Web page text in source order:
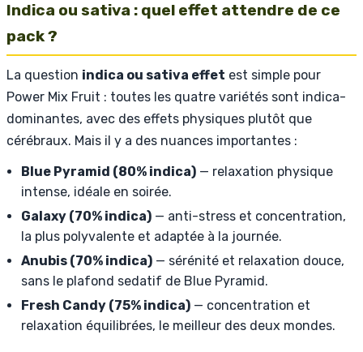
Indica ou sativa : quel effet attendre de ce
pack ?
La question indica ou sativa effet est simple pour
Power Mix Fruit : toutes les quatre variétés sont indica-
dominantes, avec des effets physiques plutôt que
cérébraux. Mais il y a des nuances importantes :
Blue Pyramid (80% indica) — relaxation physique
intense, idéale en soirée.
Galaxy (70% indica) — anti-stress et concentration,
la plus polyvalente et adaptée à la journée.
Anubis (70% indica) — sérénité et relaxation douce,
sans le plafond sedatif de Blue Pyramid.
Fresh Candy (75% indica) — concentration et
relaxation équilibrées, le meilleur des deux mondes.